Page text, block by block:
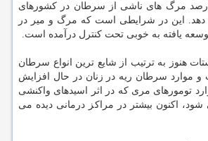
گفته می گردد 70 درصد مرگ های ناشی از سرطان در كشورهای
این در شرایطی است كه مرگ و میر در
یافته به خوبی تحت كنترل درآمده است.
هنوز به ترتیب از شایع ترین انواع سرطان
و موارد سرطان ریه در زنان در حال افزایش
تومورهای مری كه در اثر اسیدهای واكنشی
شود، اكنون بیشتر در مراكز درمانی دیده می